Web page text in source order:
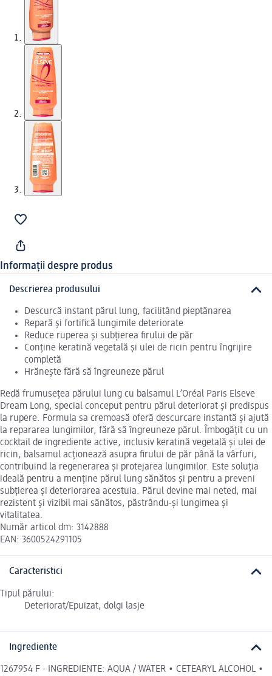
Informații despre produs
Descrierea produsului
Descurcă instant părul lung, facilitând pieptănarea
Repară și fortifică lungimile deteriorate
Reduce ruperea și subțierea firului de păr
Conține keratină vegetală și ulei de ricin pentru îngrijire
completă
Hrănește fără să îngreuneze părul
Redă frumusețea părului lung cu balsamul L’Oréal Paris Elseve
Dream Long, special conceput pentru părul deteriorat și predispus
la rupere. Formula sa cremoasă oferă descurcare instantă și ajută
la repararea lungimilor, fără să îngreuneze părul. Îmbogățit cu un
cocktail de ingrediente active, inclusiv keratină vegetală și ulei de
ricin, balsamul acționează asupra firului de păr până la vârfuri,
contribuind la regenerarea și protejarea lungimilor. Este soluția
ideală pentru a menține părul lung sănătos și pentru a preveni
subțierea și deteriorarea acestuia. Părul devine mai neted, mai
rezistent și vizibil mai sănătos, păstrându-și lungimea și
vitalitatea.
Număr articol dm: 3142888
EAN: 3600524291105
Caracteristici
Tipul părului:
Deteriorat/Epuizat, dolgi lasje
Ingrediente
1267954 F - INGREDIENTE: AQUA / WATER • CETEARYL ALCOHOL •